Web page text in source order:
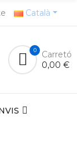
Català
0
Carretó
0,00 €